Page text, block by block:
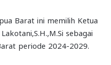
Barat ini memilih Ketua
sebagai
periode 2024-2029.